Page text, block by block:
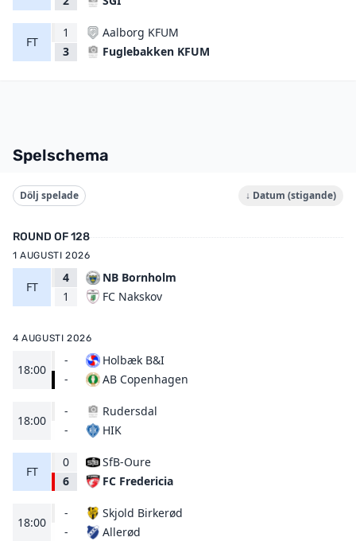
FT
1
3
Aalborg KFUM
Fuglebakken KFUM
Spelschema
Dölj spelade ↓ Datum (stigande)
ROUND OF 128
1 AUGUSTI 2026
FT
4
1
NB Bornholm
FC Nakskov
4 AUGUSTI 2026
18:00
-
-
Holbæk B&I
AB Copenhagen
18:00
-
-
Rudersdal
HIK
FT
0
6
SfB-Oure
FC Fredericia
18:00
-
-
Skjold Birkerød
Allerød